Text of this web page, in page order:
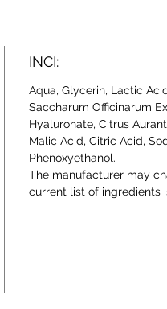
INCI:
Aqua, Glycerin, Lactic
Saccharum Officinarum
Hyaluronate, Citrus
Malic Acid, Citric Acid,
Phenoxyethanol.
The manufacturer may
current list of ingredients